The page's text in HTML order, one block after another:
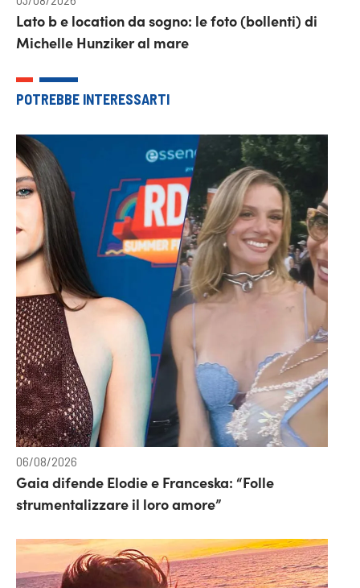
Lato b e location da sogno: le foto (bollenti) di
Michelle Hunziker al mare
POTREBBE INTERESSARTI
06/08/2026
Gaia difende Elodie e Franceska: “Folle
strumentalizzare il loro amore”